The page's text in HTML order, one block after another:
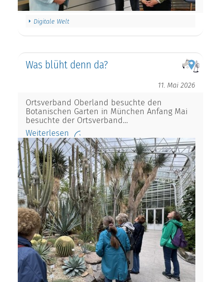
Digitale Welt
Was blüht denn da?
11. Mai 2026
Ortsverband Oberland besuchte den
Botanischen Garten in München Anfang Mai
besuchte der Ortsverband…
Weiterlesen